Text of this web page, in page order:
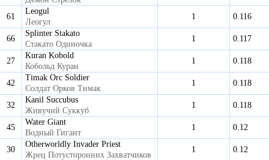
61
Leogul
Леогул
1 0.116
66
Splinter Stakato
Стакато Одиночка
1 0.117
27
Kuran Kobold
Кобольд Куран
1 0.118
42
Timak Orc Soldier
Солдат Орков Тимак
1 0.118
32
Kanil Succubus
Живучий Суккуб
1 0.118
45
Water Giant
Водный Гигант
1 0.12
30
Otherworldly Invader Priest
Жрец Потусторонних Захватчиков
1 0.12